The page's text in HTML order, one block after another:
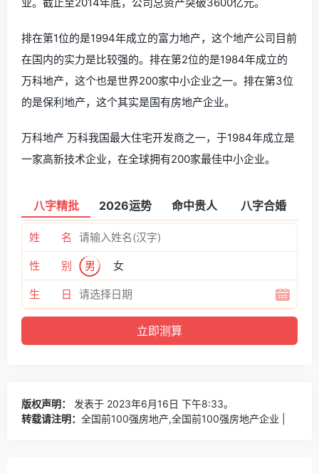
业。截止至2014年底，公司总资产突破3600亿元。
排在第1位的是1994年成立的富力地产，这个地产公司目前
在国内的实力是比较强的。排在第2位的是1984年成立的
万科地产，这个也是世界200家中小企业之一。排在第3位
的是保利地产，这个其实是国有房地产企业。
万科地产 万科我国最大住宅开发商之一，于1984年成立是
一家高新技术企业，在全球拥有200家最佳中小企业。
八字精批 2026运势 命中贵人 八字合婚
姓 名
性 别 男 女
生 日
版权声明：
发表于 2023年6月16日 下午8:33。
转载请注明： 全国前100强房地产,全国前100强房地产企业 |